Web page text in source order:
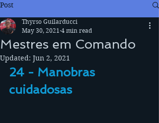
Post
Mestres em Comando
Thyrso Guilarducci
May 30, 2021 4 min read
Updated: Jun 2, 2021
24 - Manobras
cuidadosas